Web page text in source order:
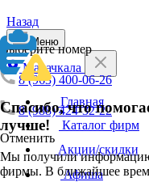
Назад
Выберите номер
8 (963) 400-06-26
8 (988) 424-32-22
Отменить
Спасибо, что
лучше!
Мы получили
фирмы. В ближайшее
Меню
Махачкала
Главная
Каталог фирм
Акции/скидки
Афиша